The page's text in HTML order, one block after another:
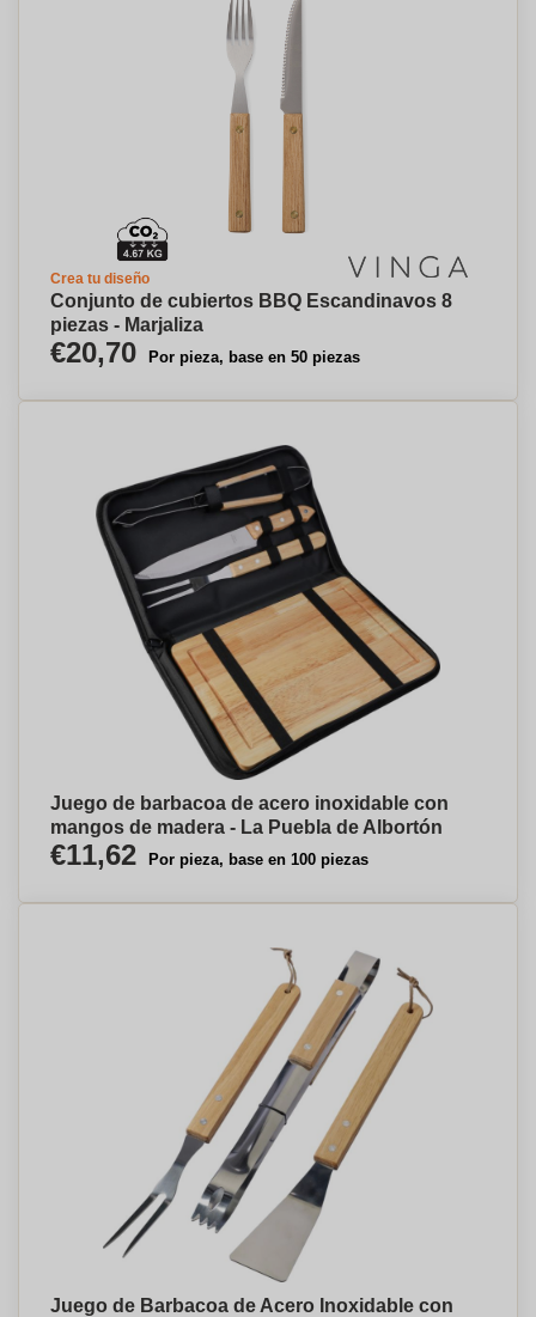
Crea tu diseño
Conjunto de cubiertos BBQ Escandinavos 8
piezas - Marjaliza
€20,70 Por pieza, base en 50 piezas
Juego de barbacoa de acero inoxidable con
mangos de madera - La Puebla de Albortón
€11,62 Por pieza, base en 100 piezas
Juego de Barbacoa de Acero Inoxidable con